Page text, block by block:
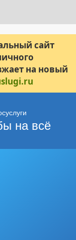
сайт
на новый
на всё